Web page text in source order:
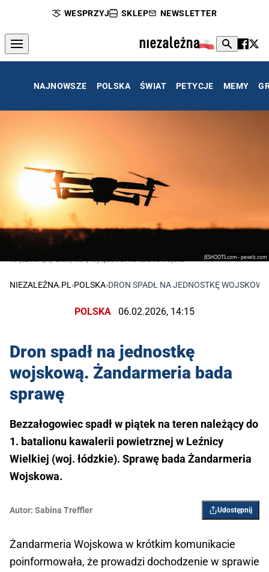
WESPRZYJ SKLEP NEWSLETTER
NAJNOWSZE POLSKA ŚWIAT PETYCJE MEMY
JESHOOTS.com - pexels.com
To już kolejny dron, który wylądował na terenie wojska
NIEZALEŻNA.PL ›POLSKA›DRON SPADŁ NA JEDNOSTKĘ
POLSKA 06.02.2026, 14:15
Dron spadł na jednostkę
wojskową. Żandarmeria bada
sprawę
Bezzałogowiec spadł w piątek na teren należący do
1. batalionu kawalerii powietrznej w Leźnicy
Wielkiej (woj. łódzkie). Sprawę bada Żandarmeria
Wojskowa.
Autor: Sabina Treffler Udostępnij
Żandarmeria Wojskowa w krótkim komunikacie
poinformowała, że prowadzi dochodzenie w sprawie